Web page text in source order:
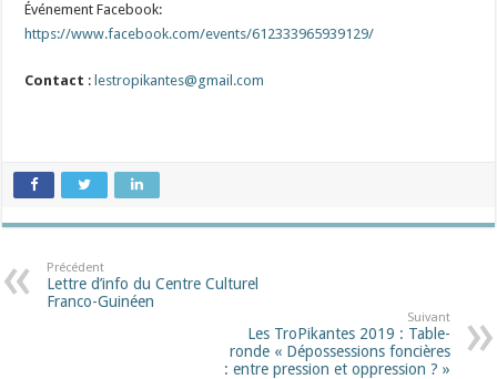
Événement Facebook:
https://www.facebook.com/events/612333965939129/
Contact : lestropikantes@gmail.com
Précédent
Lettre d’info du Centre Culturel
Franco-Guinéen
Suivant
Les TroPikantes 2019 : Table-
ronde « Dépossessions foncières
: entre pression et oppression ? »